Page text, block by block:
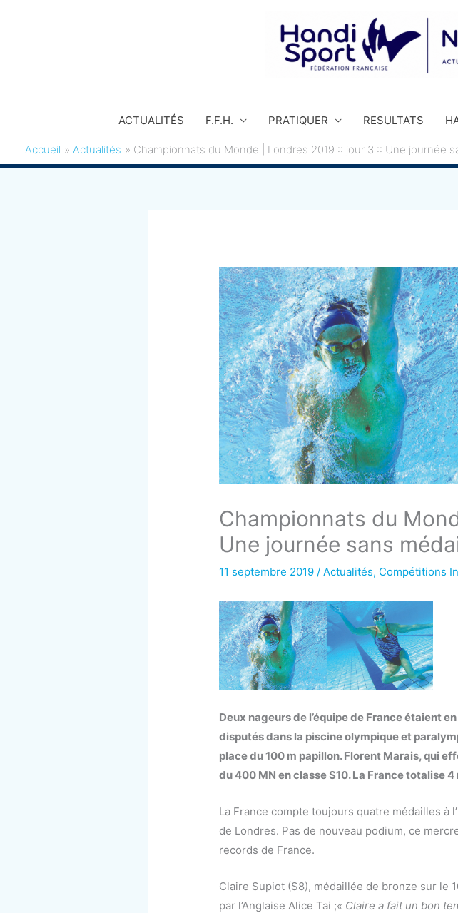
ACTUALITÉS F.F.H. PRATIQUER RESULTATS
Accueil Actualités Championnats du Monde | Londres 2019 :: jour 3 :: Une journée
Championnats du
Une journée sans
11 septembre 2019/Actualités, Compétitions
Deux nageurs de l’équipe de France étaient
disputés dans la piscine olympique et
place du 100 m papillon. Florent Marais, qui
du 400 MN en classe S10. La France totalise
La France compte toujours quatre médailles à
de Londres. Pas de nouveau podium, ce
records de France.
Claire Supiot (S8), médaillée de bronze sur le
par l’Anglaise Alice Tai ;« Claire a fait un bon